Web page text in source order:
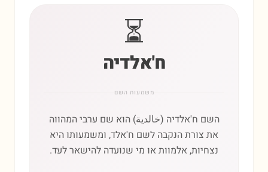
⏳
ח'אלדיה
משמעות השם
השם ח'אלדיה (خالدية) הוא שם ערבי המהווה
את צורת הנקבה לשם ח'אלד, ומשמעותו היא
נצחיות, אלמוות או מי שנועדה להישאר לעד.